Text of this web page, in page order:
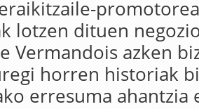
lotzen dituen
Vermandois azken
horren historiak
erresuma ahantzia